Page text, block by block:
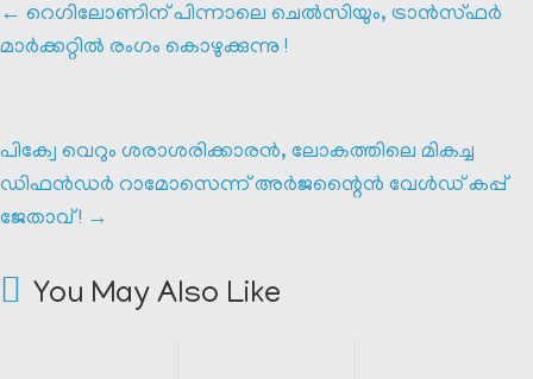
← റെഗിലോണിന് പിന്നാലെ ചെൽസിയും, ട്രാൻസ്ഫർ
മാർക്കറ്റിൽ രംഗം കൊഴുക്കുന്നു !
പിക്വേ വെറും ശരാശരിക്കാരൻ, ലോകത്തിലെ മികച്ച
ഡിഫൻഡർ റാമോസെന്ന് അർജന്റൈൻ വേൾഡ് കപ്പ്
ജേതാവ് ! →
You May Also Like